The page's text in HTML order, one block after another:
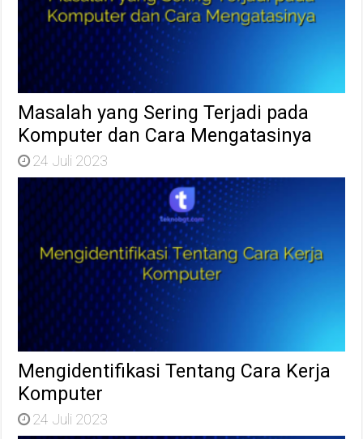
Masalah yang Sering Terjadi pada
Komputer dan Cara Mengatasinya
24 Juli 2023
Mengidentifikasi Tentang Cara Kerja
Komputer
24 Juli 2023